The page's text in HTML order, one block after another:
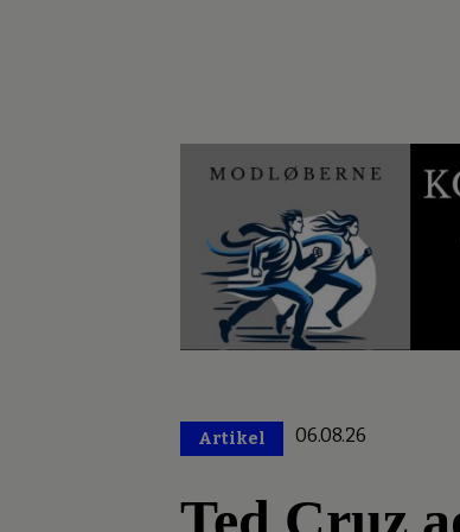
Artikel 06.08.26
Ted Cruz